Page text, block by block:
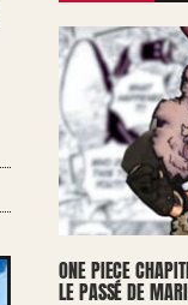
ONE PIECE
LE PASSÉ DE